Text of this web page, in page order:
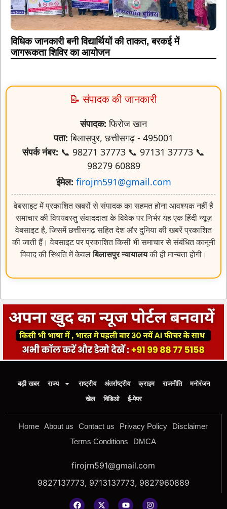
विधिक जानकारी बनी विद्यार्थियों की ताकत, बरकई में
जागरूकता शिविर का आयोजन
📝 संपादक की जानकारी
संपादक: फिरोज खान
पता: बिलासपुर, छत्तीसगढ़ - 495001
संपर्क नंबर: 📞 98271 37773 📞 97131 37773 📞
98279 60889
ईमेल: firojrn591@gmail.com
वेबसाइट में प्रकाशित खबरों से संपादक का सहमत होना आवश्यक नहीं है
समाचार की विषयवस्तु संवाददाता के विवेक पर निर्भर यह एक हिंदी न्यूज़
वेबसाइट है, जिसमें छत्तीसगढ़ सहित देश और दुनिया की खबरें प्रकाशित
की जाती हैं। वेबसाइट पर प्रकाशित किसी भी समाचार से संबंधित कानूनी
विवाद की स्थिति में केवलबिलासपुर न्यायालयकी ही मान्यता होगी।
बड़ी खबर राज्य राष्ट्रीय अंतर्राष्ट्रीय क्राइम राजनीति
मनोरंजन
खेल
विडिओ ई-पेपर
Home About us Contact us Privacy Policy
Disclaimer
Terms Conditions
DMCA
firojrn591@gmail.com
9827137773, 9713137773, 9827960889